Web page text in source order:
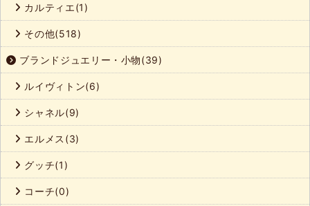
カルティエ(1)
その他(518)
ブランドジュエリー・小物(39)
ルイヴィトン(6)
シャネル(9)
エルメス(3)
グッチ(1)
コーチ(0)